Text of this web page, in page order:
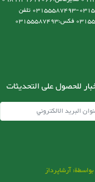
کارخانه:03155587492-03155587493 تلفن
للحصول على التحديثات
آرشاپرداز